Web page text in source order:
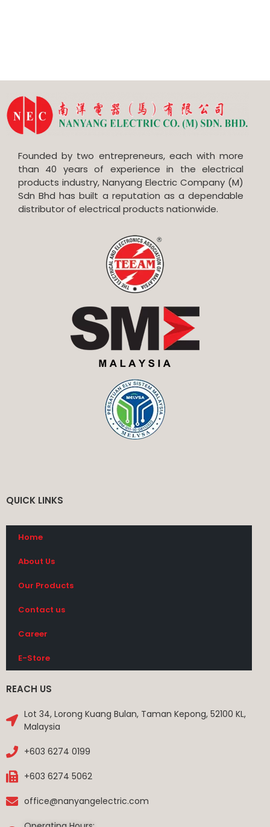
Founded by two entrepreneurs, each with more
than 40 years of experience in the electrical
products industry, Nanyang Electric Company (M)
Sdn Bhd has built a reputation as a dependable
distributor of electrical products nationwide.
QUICK LINKS
Home
About Us
Our Products
Contact us
Career
E-Store
REACH US
Lot 34, Lorong Kuang Bulan, Taman Kepong, 52100 KL,
Malaysia
+603 6274 0199
+603 6274 5062
office@nanyangelectric.com